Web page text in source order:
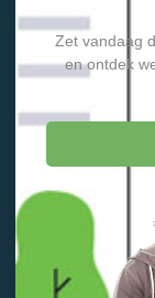
Zet vandaag
en ontdek